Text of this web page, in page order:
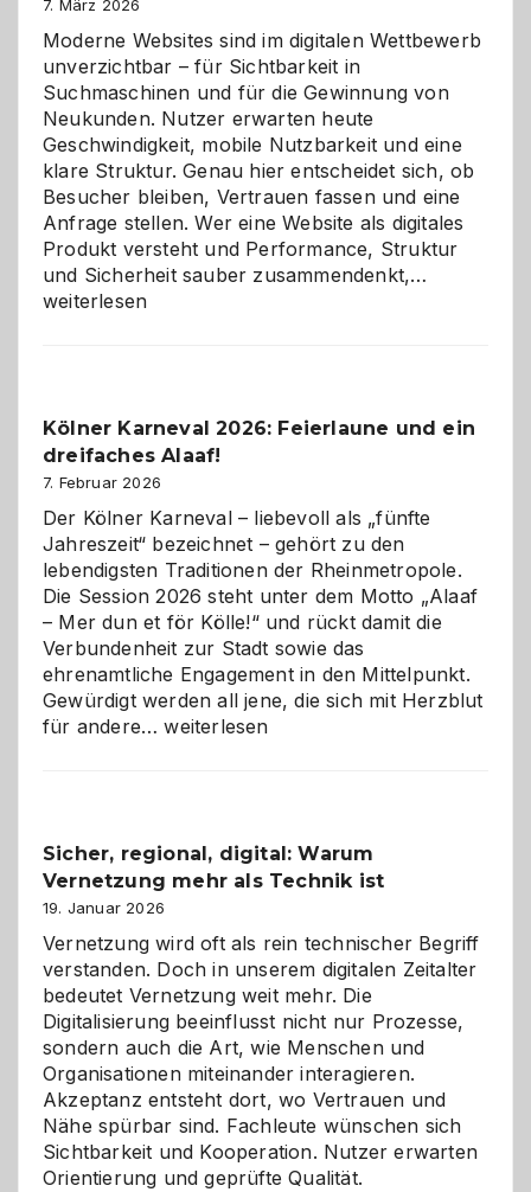
7. März 2026
Moderne Websites sind im digitalen Wettbewerb
unverzichtbar – für Sichtbarkeit in
Suchmaschinen und für die Gewinnung von
Neukunden. Nutzer erwarten heute
Geschwindigkeit, mobile Nutzbarkeit und eine
klare Struktur. Genau hier entscheidet sich, ob
Besucher bleiben, Vertrauen fassen und eine
Anfrage stellen. Wer eine Website als digitales
Produkt versteht und Performance, Struktur
und Sicherheit sauber zusammendenkt,…
geworden
weiterlesen
Kölner Karneval 2026: Feierlaune und ein
dreifaches Alaaf!
7. Februar 2026
Der Kölner Karneval – liebevoll als „fünfte
Jahreszeit“ bezeichnet – gehört zu den
lebendigsten Traditionen der Rheinmetropole.
Die Session 2026 steht unter dem Motto „Alaaf
– Mer dun et för Kölle!“ und rückt damit die
Verbundenheit zur Stadt sowie das
ehrenamtliche Engagement in den Mittelpunkt.
Gewürdigt werden all jene, die sich mit Herzblut
für andere…Kölner
ein
dreifaches
Alaaf!
weiterlesen
Sicher, regional, digital: Warum
Vernetzung mehr als Technik ist
19. Januar 2026
Vernetzung wird oft als rein technischer Begriff
verstanden. Doch in unserem digitalen Zeitalter
bedeutet Vernetzung weit mehr. Die
Digitalisierung beeinflusst nicht nur Prozesse,
sondern auch die Art, wie Menschen und
Organisationen miteinander interagieren.
Akzeptanz entsteht dort, wo Vertrauen und
Nähe spürbar sind. Fachleute wünschen sich
Sichtbarkeit und Kooperation. Nutzer erwarten
Orientierung und geprüfte Qualität.